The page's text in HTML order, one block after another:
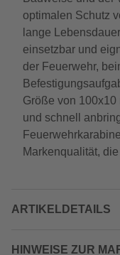
optimalen Schutz
lange
einsetzbar und
der Feuerwehr,
Größe von
und schnell
Markenqualität,
ARTIKELDETAILS
HINWEISE ZUR